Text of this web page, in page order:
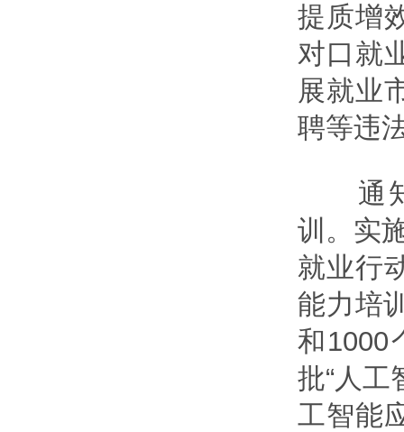
提质增
对口就
展就业
聘等违
通知
训。实
就业行
能力培
和1000
批“人工
工智能